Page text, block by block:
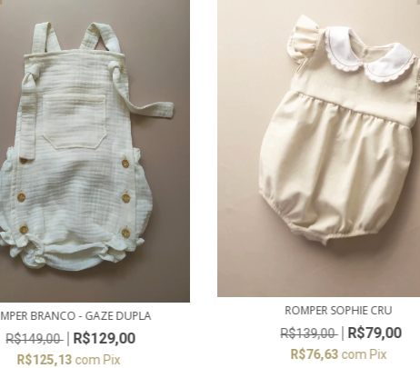
BRANCO - GAZE DUPLA
R$149,00 R$129,00
R$125,13 com Pix
ROMPER SOPHIE CRU
R$139,00 R$79,00
R$76,63 com Pix